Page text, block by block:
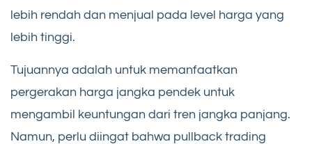
lebih rendah dan menjual pada level harga yang
lebih tinggi.
Tujuannya adalah untuk memanfaatkan
pergerakan harga jangka pendek untuk
mengambil keuntungan dari tren jangka panjang.
Namun, perlu diingat bahwa pullback trading